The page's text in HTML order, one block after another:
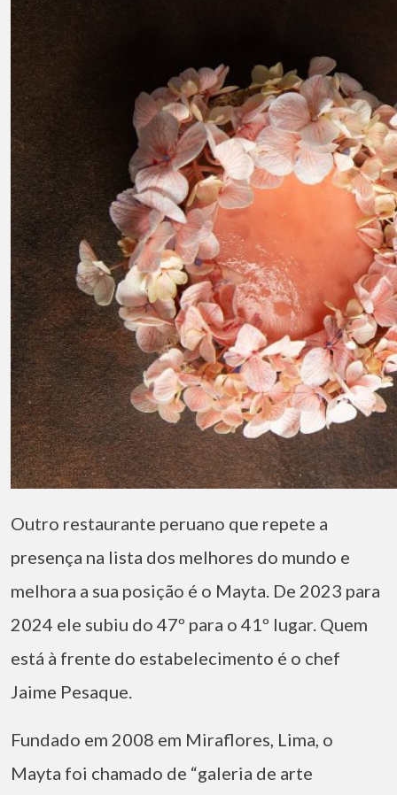
Outro restaurante peruano que repete a
presença na lista dos melhores do mundo e
melhora a sua posição é o Mayta. De 2023 para
2024 ele subiu do 47º para o 41º lugar. Quem
está à frente do estabelecimento é o chef
Jaime Pesaque.
Fundado em 2008 em Miraflores, Lima, o
Mayta foi chamado de “galeria de arte